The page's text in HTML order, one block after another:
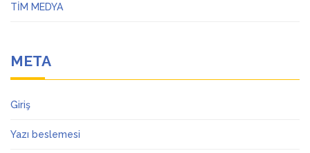
TİM MEDYA
META
Giriş
Yazı beslemesi